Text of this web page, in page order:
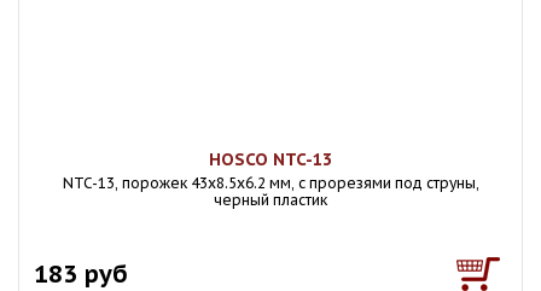
HOSCO NTC-13
NTC-13, порожек 43х8.5х6.2 мм, с прорезями под струны,
черный пластик
183 руб